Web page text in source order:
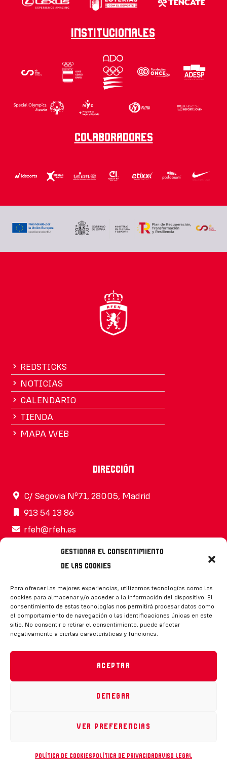
Gestionar el consentimiento
de las cookies
Para ofrecer las mejores experiencias, utilizamos tecnologías como las
cookies para almacenar y/o acceder a la información del dispositivo. El
consentimiento de estas tecnologías nos permitirá procesar datos como
el comportamiento de navegación o las identificaciones únicas en este
sitio. No consentir o retirar el consentimiento, puede afectar
negativamente a ciertas características y funciones.
Aceptar
Denegar
Ver preferencias
Política de cookies Política de privacidadAviso legal
Institucionales
Colaboradores
REDSTICKS
NOTICIAS
CALENDARIO
TIENDA
MAPA WEB
Dirección
C/ Segovia Nº71, 28005, Madrid
913 54 13 86
rfeh@rfeh.es
Síguenos
Desarrollado por